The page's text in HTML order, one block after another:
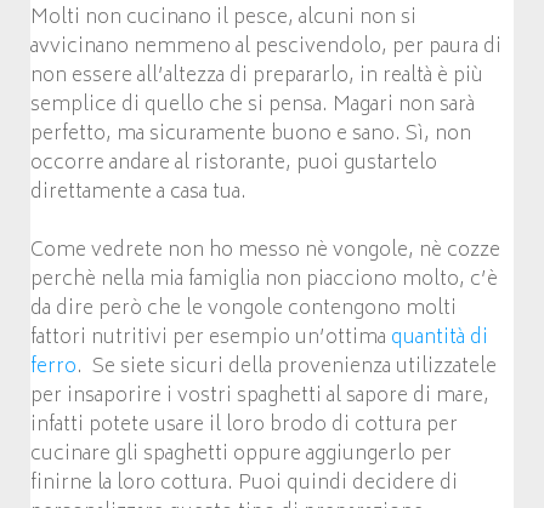
Molti non cucinano il pesce, alcuni non si
avvicinano nemmeno al pescivendolo, per paura di
non essere all’altezza di prepararlo, in realtà è più
semplice di quello che si pensa. Magari non sarà
perfetto, ma sicuramente buono e sano. Sì, non
occorre andare al ristorante, puoi gustartelo
direttamente a casa tua.
Come vedrete non ho messo nè vongole, nè cozze
perchè nella mia famiglia non piacciono molto, c’è
da dire però che le vongole contengono molti
fattori nutritivi per esempio un’ottima quantità di
ferro. Se siete sicuri della provenienza utilizzatele
per insaporire i vostri spaghetti al sapore di mare,
infatti potete usare il loro brodo di cottura per
cucinare gli spaghetti oppure aggiungerlo per
finirne la loro cottura. Puoi quindi decidere di